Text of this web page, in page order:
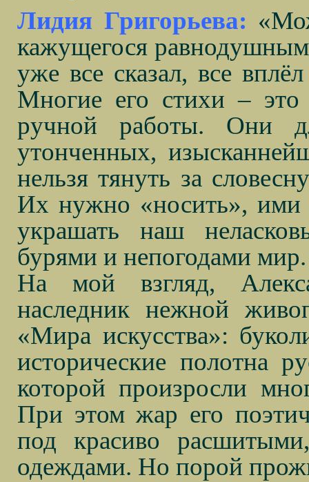
Лидия Григорьева:
кажущегося
уже все сказал, все
Многие его стихи – это
ручной работы. Они
утонченных,
нельзя тянуть за
Их нужно «носить»,
украшать наш
бурями и непогодами мир.
На мой взгляд,
наследник нежной
«Мира искусства»:
исторические полотна
которой произросли
При этом жар его
под красиво
одеждами. Но порой